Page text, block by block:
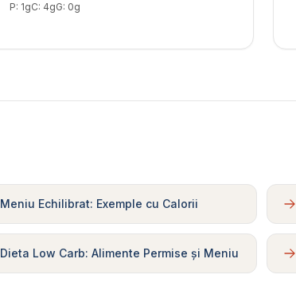
P: 1gC: 4gG: 0g
Meniu Echilibrat: Exemple cu Calorii
Dieta Low Carb: Alimente Permise și Meniu